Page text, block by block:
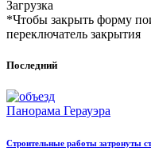
Загрузка
*Чтобы закрыть форму
переключатель закрытия
Последний
Панорама Герауэра
Строительные работы затронуты